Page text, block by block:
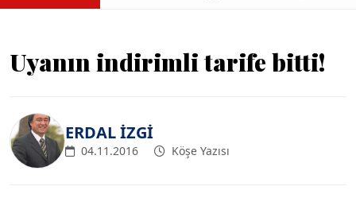
Uyanın indirimli tarife bitti!
ERDAL İZGİ
04.11.2016 Köşe Yazısı